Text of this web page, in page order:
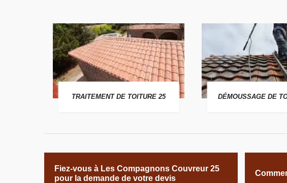
TRAITEMENT DE TOITURE 25 DÉMOUSSAGE DE
Fiez-vous à Les Compagnons Couvreur 25
pour la demande de votre devis